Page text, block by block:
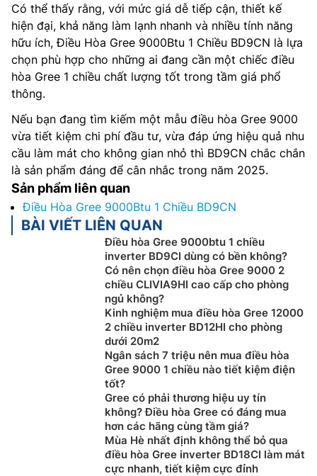
Có thể thấy rằng, với mức giá dễ tiếp cận, thiết kế
hiện đại, khả năng làm lạnh nhanh và nhiều tính năng
hữu ích, Điều Hòa Gree 9000Btu 1 Chiều BD9CN là lựa
chọn phù hợp cho những ai đang cần một chiếc điều
hòa Gree 1 chiều chất lượng tốt trong tầm giá phổ
thông.
Nếu bạn đang tìm kiếm một mẫu điều hòa Gree 9000
vừa tiết kiệm chi phí đầu tư, vừa đáp ứng hiệu quả nhu
cầu làm mát cho không gian nhỏ thì BD9CN chắc chắn
là sản phẩm đáng để cân nhắc trong năm 2025.
Sản phẩm liên quan
Điều Hòa Gree 9000Btu 1 Chiều BD9CN
BÀI VIẾT LIÊN QUAN
Điều hòa Gree 9000btu 1 chiều
inverter BD9CI dùng có bền không?
Có nên chọn điều hòa Gree 9000 2
chiều CLIVIA9HI cao cấp cho phòng
ngủ không?
Kinh nghiệm mua điều hòa Gree 12000
2 chiều inverter BD12HI cho phòng
dưới 20m2
Ngân sách 7 triệu nên mua điều hòa
Gree 9000 1 chiều nào tiết kiệm điện
tốt?
Gree có phải thương hiệu uy tín
không? Điều hòa Gree có đáng mua
hơn các hãng cùng tầm giá?
Mùa Hè nhất định không thể bỏ qua
điều hòa Gree inverter BD18CI làm mát
cực nhanh, tiết kiệm cực đỉnh